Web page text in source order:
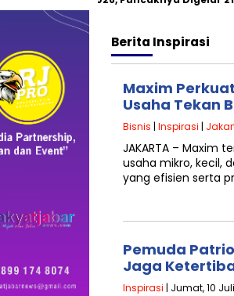
Berita Inspirasi
Maxim
Usaha Tekan
Bisnis | Inspirasi |
JAKARTA – Maxim
usaha mikro, kecil,
yang efisien serta
Pemuda
Jaga
Inspirasi | Jumat, 10